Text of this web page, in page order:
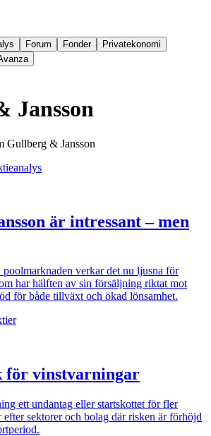
Forum Fonder
Privatekonomi
Jansson
Gullberg & Jansson
är intressant – men
verkar det nu ljusna för
har hälften av sin försäljning riktat mot
för både tillväxt och ökad lönsamhet.
för vinstvarningar
ett undantag eller startskottet för fler
efter sektorer och bolag där risken är förhöjd